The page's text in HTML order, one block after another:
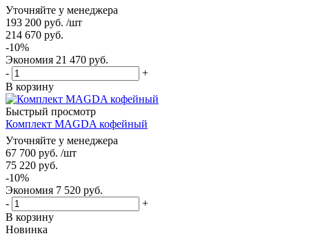
Уточняйте у менеджера
193 200 руб. /шт
214 670 руб.
-10%
Экономия 21 470 руб.
-
+
В корзину
Быстрый просмотр
Комплект MAGDA кофейный
Уточняйте у менеджера
67 700 руб. /шт
75 220 руб.
-10%
Экономия 7 520 руб.
-
+
В корзину
Новинка